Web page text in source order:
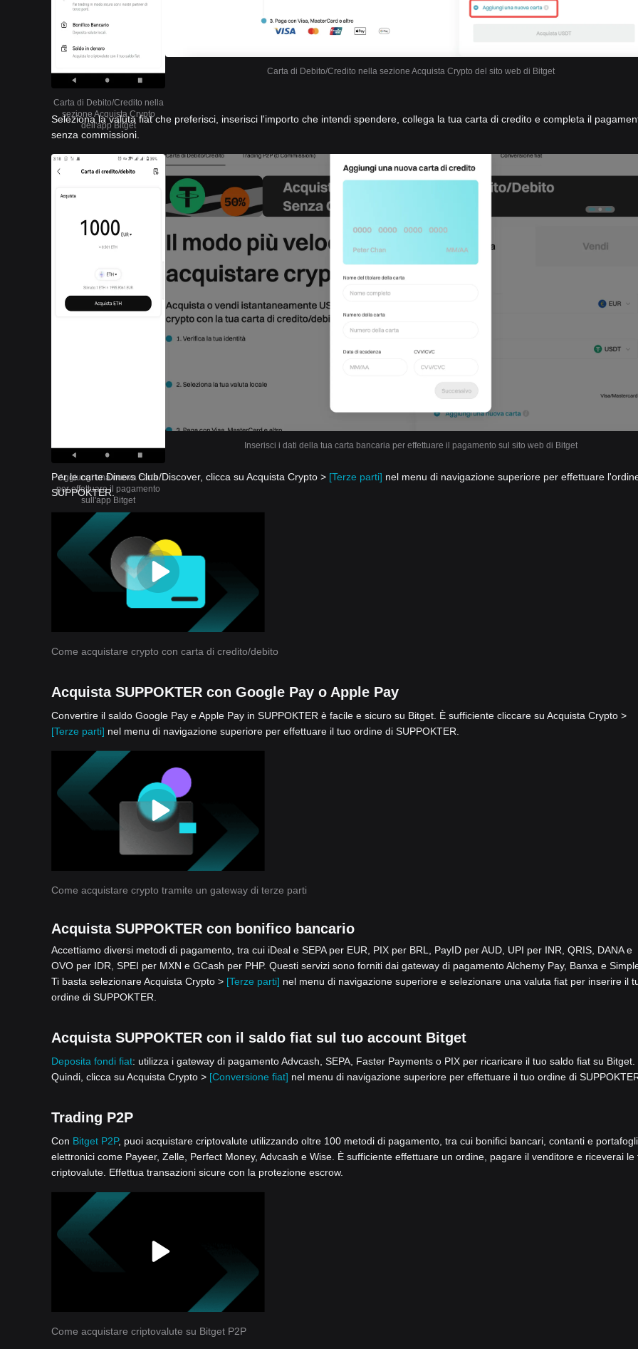
Carta di Debito/Credito nella
sezione Acquista Crypto
dell'app Bitget
Carta di Debito/Credito nella sezione Acquista Crypto del sito web di Bitget
Seleziona la valuta fiat che preferisci, inserisci l'importo che intendi spendere, collega la tua carta di credito e completa il
senza commissioni.
Aggiungi una nuova carta
per effettuare il pagamento
sull'app Bitget
Inserisci i dati della tua carta bancaria per effettuare il pagamento sul sito web di Bitget
Per le carte Diners Club/Discover, clicca su Acquista Crypto > [Terze parti] nel menu di navigazione superiore per effettuare
SUPPOKTER.
Come acquistare crypto con carta di credito/debito
Acquista SUPPOKTER con Google Pay o Apple Pay
Convertire il saldo Google Pay e Apple Pay in SUPPOKTER è facile e sicuro su Bitget. È sufficiente cliccare su Acquista Crypto >
[Terze parti] nel menu di navigazione superiore per effettuare il tuo ordine di SUPPOKTER.
Come acquistare crypto tramite un gateway di terze parti
Acquista SUPPOKTER con bonifico bancario
Accettiamo diversi metodi di pagamento, tra cui iDeal e SEPA per EUR, PIX per BRL, PayID per AUD, UPI per INR, QRIS, DANA e
OVO per IDR, SPEI per MXN e GCash per PHP. Questi servizi sono forniti dai gateway di pagamento Alchemy Pay, Banxa e
Ti basta selezionare Acquista Crypto > [Terze parti] nel menu di navigazione superiore e selezionare una valuta fiat per inserire il
ordine di SUPPOKTER.
Acquista SUPPOKTER con il saldo fiat sul tuo account Bitget
Deposita fondi fiat: utilizza i gateway di pagamento Advcash, SEPA, Faster Payments o PIX per ricaricare il tuo saldo fiat su Bitget.
Quindi, clicca su Acquista Crypto > [Conversione fiat] nel menu di navigazione superiore per effettuare il tuo ordine di
Trading P2P
Con Bitget P2P, puoi acquistare criptovalute utilizzando oltre 100 metodi di pagamento, tra cui bonifici bancari, contanti e portafogli
elettronici come Payeer, Zelle, Perfect Money, Advcash e Wise. È sufficiente effettuare un ordine, pagare il venditore e riceverai le
criptovalute. Effettua transazioni sicure con la protezione escrow.
Come acquistare criptovalute su Bitget P2P